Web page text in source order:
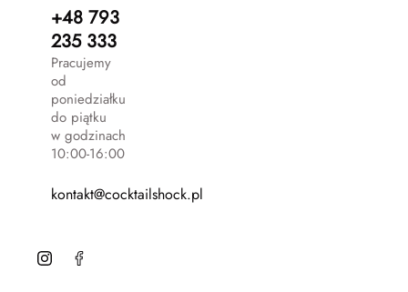
+48 793
235 333
Pracujemy
od
poniedziałku
do piątku
w godzinach
10:00-16:00
kontakt@cocktailshock.pl